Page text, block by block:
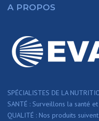
A PROPOS
SPÉCIALISTES DE LA
SANTÉ : Surveillons la santé
QUALITÉ : Nos produits